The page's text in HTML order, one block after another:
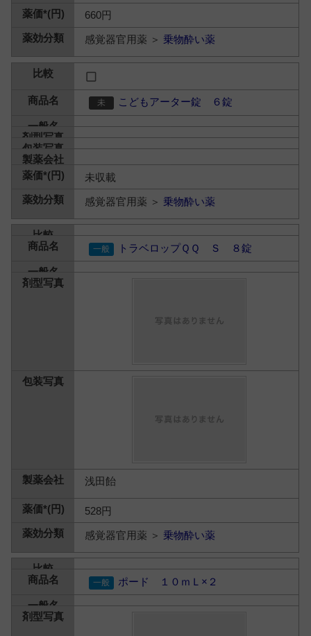
660円
感覚器官用薬 ＞ 乗物酔い薬
こどもアーター錠 ６錠
未収載
感覚器官用薬 ＞ 乗物酔い薬
トラベロップＱＱ Ｓ ８錠
浅田飴
528円
感覚器官用薬 ＞ 乗物酔い薬
ポード １０ｍＬ×２